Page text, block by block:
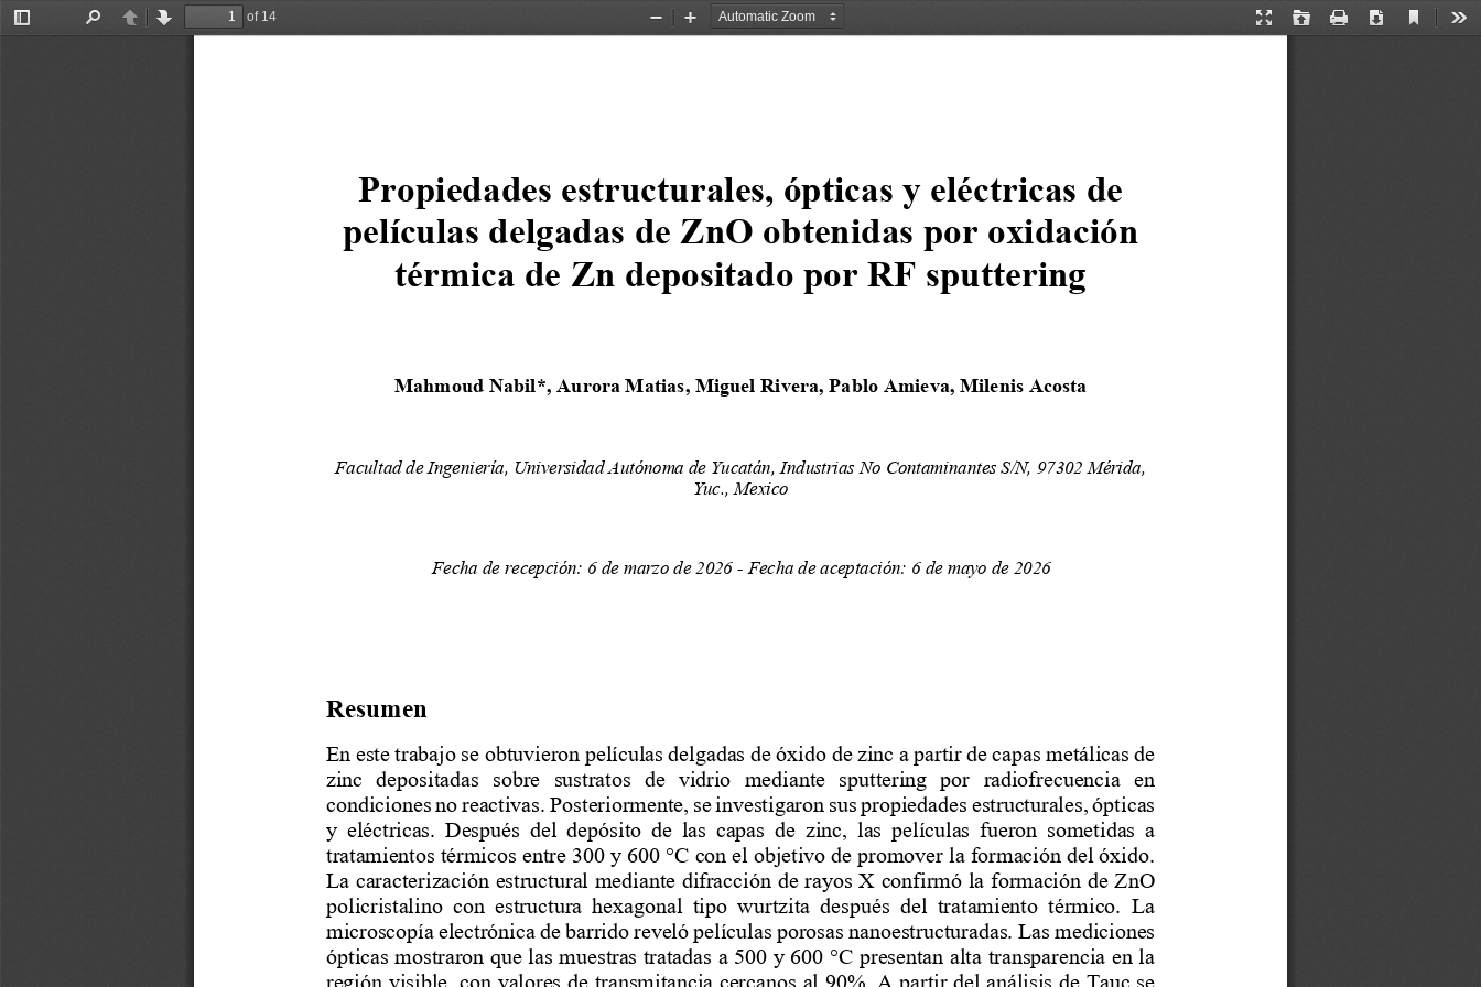
Toggle
PreviousNext
of 14
Presentation
Open Print Download
Current
Zoom
Zoom
Propiedades estructurales, ópticas y eléctricas de
películas delgadas de ZnO obtenidas por oxidación
térmica de Zn depositado por RF sputtering
Mahmoud Nabil*, Aurora Matias, Miguel Rivera, Pablo Amieva, Milenis Acosta
Facultad de Ingeniería, Universidad Autónoma de Yucatán, Industrias No Contaminantes S/N, 97302 Mérida,
Yuc., Mexico
Fecha de recepción: 6 de marzo de 2026 - Fecha de aceptación: 6 de mayo de 2026
Resumen
En este trabajo se obtuvieron películas delgadas de óxido de zinc a partir de capas metálicas de
zinc  depositadas  sobre  sustratos  de  vidrio  mediante  sputtering  por  radiofrecuencia  en
condiciones no reactivas. Posteriormente, se investigaron sus propiedades estructurales, ópticas
y  eléctricas.  Después  del  depósito  de  las  capas  de  zinc,  las  películas  fueron  sometidas  a
tratamientos térmicos entre 300 y 600 °C con el objetivo de promover la formación del óxido.
La caracterización estructural mediante difracción de rayos X confirmó la formación de ZnO
policristalino  con  estructura  hexagonal  tipo  wurtzita  después  del  tratamiento  térmico.  La
microscopía electrónica de barrido reveló películas porosas nanoestructuradas. Las mediciones
ópticas mostraron que las muestras tratadas a 500 y 600 °C presentan alta transparencia en la
región visible, con valores de transmitancia cercanos al 90%. A partir del análisis de Tauc se